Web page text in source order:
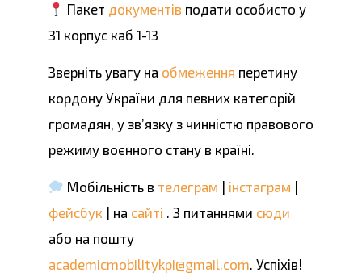
Пакет документів подати особисто у
31 корпус каб 1-13
Зверніть увагу на обмеження перетину
кордону України для певних категорій
громадян, у зв’язку з чинністю правового
режиму воєнного стану в країні.
Мобільність в телеграм інстаграм
фейсбук | на сайті . З питаннями сюди
або на пошту
academicmobilitykpi@gmail.com. Успіхів!